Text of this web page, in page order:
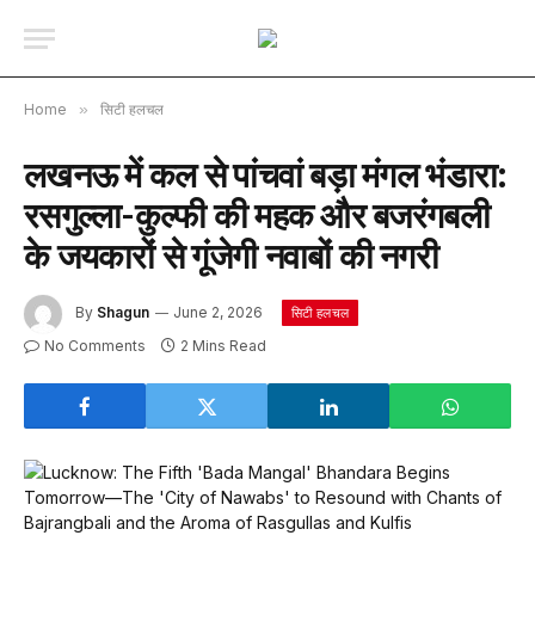
Home » सिटी हलचल
लखनऊ में कल से पांचवां बड़ा मंगल भंडारा:
रसगुल्ला-कुल्फी की महक और बजरंगबली
के जयकारों से गूंजेगी नवाबों की नगरी
By Shagun June 2, 2026 सिटी हलचल
No Comments 2 Mins Read